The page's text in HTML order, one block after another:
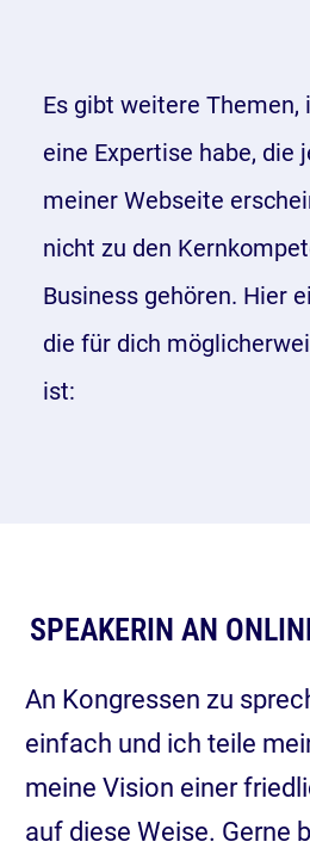
Es gibt weitere Themen,
eine Expertise habe, die
meiner Webseite
nicht zu den
Business gehören. Hier
die für dich
ist:
SPEAKERIN AN
An Kongressen zu
einfach und ich teile
meine Vision einer
auf diese Weise. Gerne